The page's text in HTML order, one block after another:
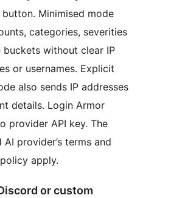
button. Minimised mode
categories, severities
buckets without clear IP
or usernames. Explicit
also sends IP addresses
details. Login Armor
provider API key. The
AI provider’s terms and
apply.
or custom